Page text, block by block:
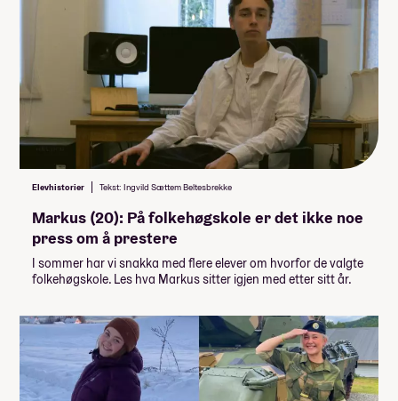
Musikk Lovsang - Budapest, LA & Hawaii
Kreativ & Vintage
Dans, trening & reise
Ski Sykkel Surf
Disippel Sport & Friluft
Disippel Fordypning
Kreativ & Foto
Idrett & Villmark
Ledertrening
Vaskemaskin
Minimumspris for linja 136 900,-
Du kan legge til
(Huk av og se hvordan det påvirker prisen)
romtype:
Langtur til California og Hawaii,
frivillig studietur
Stipend fra Lånekassen
-61 952,-
Lån fra Lånekassen
-92 928,-
Elevhistorier Tekst: Ingvild Sættem Beltesbrekke
Markus (20): På folkehøgskole er det ikke noe
press om å prestere
I sommer har vi snakka med flere elever om hvorfor de valgte
folkehøgskole. Les hva Markus sitter igjen med etter sitt år.